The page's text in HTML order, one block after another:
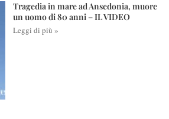
Tragedia in mare ad Ansedonia, muore
un uomo di 80 anni – IL VIDEO
Leggi di più »